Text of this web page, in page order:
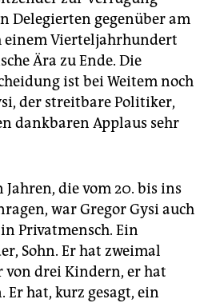
Delegierten gegenüber am
einem Vierteljahrhundert
Ära zu Ende. Die
ist bei Weitem noch
der streitbare Politiker,
dankbaren Applaus sehr
die vom 20. bis ins
war Gregor Gysi auch
Privatmensch. Ein
Sohn. Er hat zweimal
von drei Kindern, er hat
Er hat, kurz gesagt, ein